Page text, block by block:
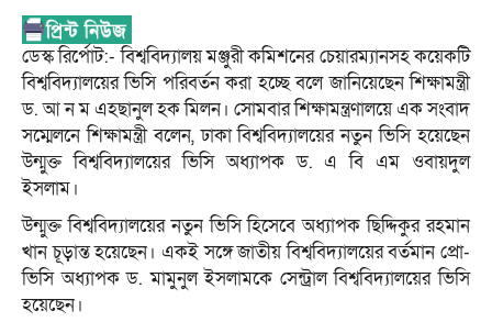
ডেস্ক রির্পোট:- বিশ্ববিদ্যালয় মঞ্জুরী কমিশনের চেয়ারম্যানসহ কয়েকটি
বিশ্ববিদ্যালয়ের ভিসি পরিবর্তন করা হচ্ছে বলে জানিয়েছেন শিক্ষামন্ত্রী
ড. আ ন ম এহছানুল হক মিলন। সোমবার শিক্ষামন্ত্রণালয়ে এক সংবাদ
সম্মেলনে শিক্ষামন্ত্রী বলেন, ঢাকা বিশ্ববিদ্যালয়ের নতুন ভিসি হয়েছেন
উন্মুক্ত বিশ্ববিদ্যালয়ের ভিসি অধ্যাপক ড. এ বি এম ওবায়দুল
ইসলাম।
উন্মুক্ত বিশ্ববিদ্যালয়ের নতুন ভিসি হিসেবে অধ্যাপক ছিদ্দিকুর রহমান
খান চূড়ান্ত হয়েছেন। একই সঙ্গে জাতীয় বিশ্ববিদ্যালয়ের বর্তমান প্রো-
ভিসি অধ্যাপক ড. মামুনুল ইসলামকে সেন্ট্রাল বিশ্ববিদ্যালয়ের ভিসি
হয়েছেন।